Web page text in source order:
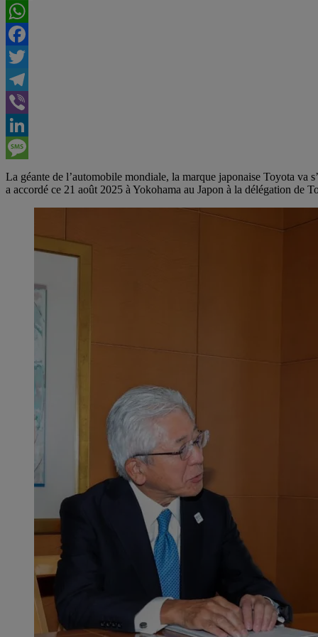
WhatsApp
Facebook
Twitter
Telegram
Viber
LinkedIn
Message
La géante de l’automobile mondiale, la marque japonaise Toyota va
a accordé ce 21 août 2025 à Yokohama au Japon à la délégation